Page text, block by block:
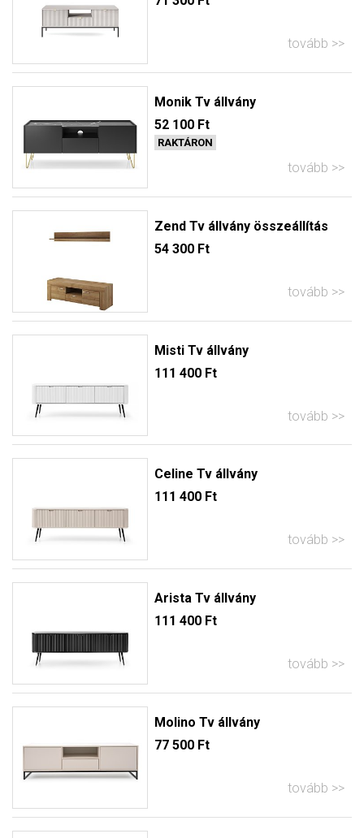
tovább
Monik Tv állvány
52 100 Ft
RAKTÁRON
tovább
Zend Tv állvány összeállítás
54 300 Ft
tovább
Misti Tv állvány
111 400 Ft
tovább
Celine Tv állvány
111 400 Ft
tovább
Arista Tv állvány
111 400 Ft
tovább
Molino Tv állvány
77 500 Ft
tovább